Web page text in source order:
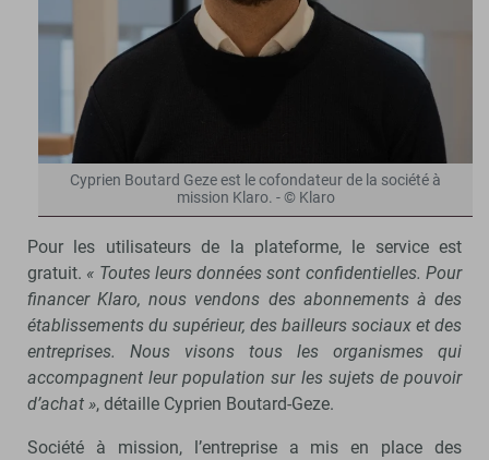
Cyprien Boutard Geze est le cofondateur de la société à
mission Klaro. - © Klaro
Pour les utilisateurs de la plateforme, le service est
gratuit. « Toutes leurs données sont confidentielles. Pour
financer Klaro, nous vendons des abonnements à des
établissements du supérieur, des bailleurs sociaux et des
entreprises. Nous visons tous les organismes qui
accompagnent leur population sur les sujets de pouvoir
d’achat », détaille Cyprien Boutard-Geze.
Société à mission, l’entreprise a mis en place des